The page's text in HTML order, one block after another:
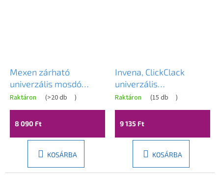
Mexen zárható
univerzális mosdó
lefolyó kör, ClickClack,
Rose gold, 79930-60
Raktáron (>20 db )
8 090 Ft
KOSÁRBA
Invena, ClickClack
univerzális
leeresztőcsavar,
aranyfényű, INV-SC-B1-
170-V
Raktáron (15 db )
9 135 Ft
KOSÁRBA